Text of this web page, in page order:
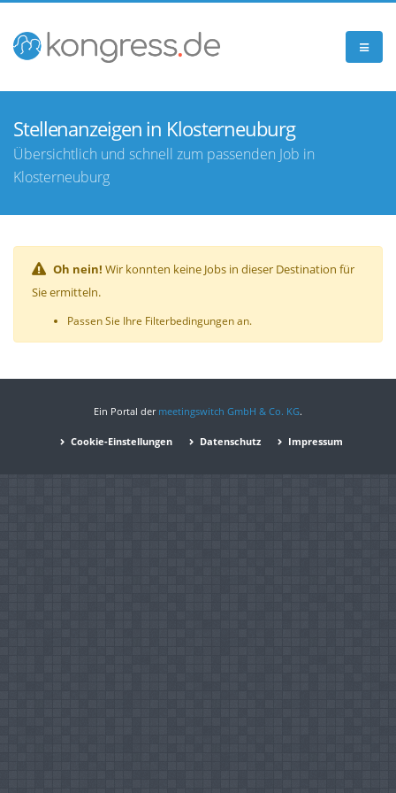
Stellenanzeigen in Klosterneuburg
Übersichtlich und schnell zum passenden Job in
Klosterneuburg
Oh nein! Wir konnten keine Jobs in dieser Destination für
Sie ermitteln.
Passen Sie Ihre Filterbedingungen an.
Ein Portal der meetingswitch GmbH & Co. KG.
Cookie-Einstellungen Datenschutz Impressum